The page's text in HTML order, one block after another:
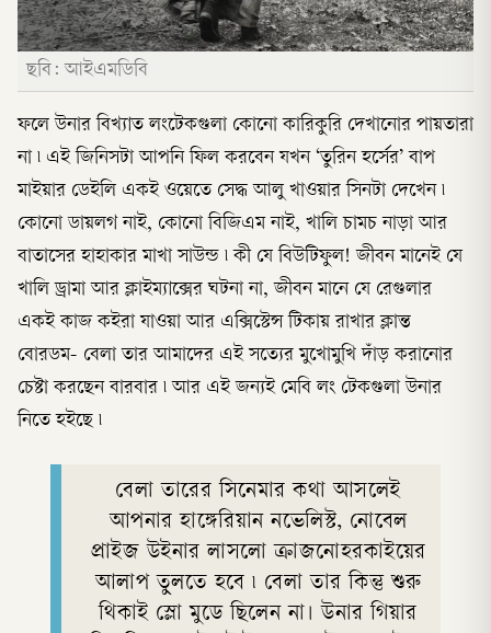
ছবি: আইএমডিবি
ফলে উনার বিখ্যাত লংটেকগুলা কোনো কারিকুরি দেখানোর পায়তারা
না ৷ এই জিনিসটা আপনি ফিল করবেন যখন ‘তুরিন হর্সের’ বাপ
মাইয়ার ডেইলি একই ওয়েতে সেদ্ধ আলু খাওয়ার সিনটা দেখেন ৷
কোনো ডায়লগ নাই, কোনো বিজিএম নাই, খালি চামচ নাড়া আর
বাতাসের হাহাকার মাখা সাউন্ড ৷ কী যে বিউটিফুল! জীবন মানেই যে
খালি ড্রামা আর ক্লাইম্যাক্সের ঘটনা না, জীবন মানে যে রেগুলার
একই কাজ কইরা যাওয়া আর এক্সিস্টেন্স টিকায় রাখার ক্লান্ত
বোরডম- বেলা তার আমাদের এই সত্যের মুখোমুখি দাঁড় করানোর
চেষ্টা করছেন বারবার ৷ আর এই জন্যই মেবি লং টেকগুলা উনার
নিতে হইছে ৷
বেলা তারের সিনেমার কথা আসলেই
আপনার হাঙ্গেরিয়ান নভেলিস্ট, নোবেল
প্রাইজ উইনার লাসলো ক্রাজনোহরকাইয়ের
আলাপ তুলতে হবে ৷ বেলা তার কিন্তু শুরু
থিকাই স্লো মুডে ছিলেন না। উনার গিয়ার